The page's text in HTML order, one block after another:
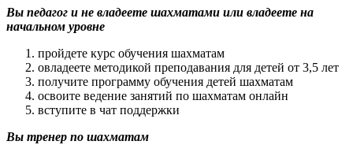
Вы педагог и не владеете шахматами или владеете на
начальном уровне
пройдете курс обучения шахматам
овладеете методикой преподавания для детей от 3,5 лет
получите программу обучения детей шахматам
освоите ведение занятий по шахматам онлайн
вступите в чат поддержки
Вы тренер по шахматам